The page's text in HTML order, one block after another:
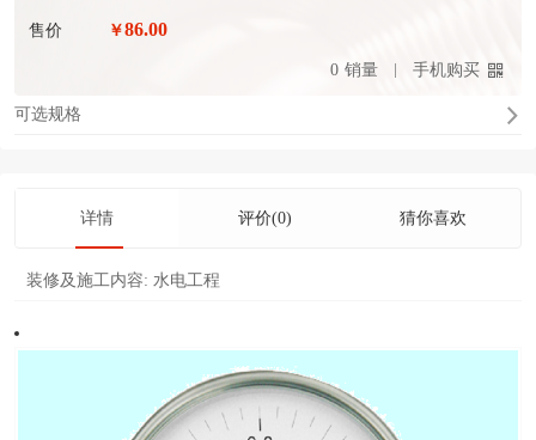
售价 ￥86.00
0 销量 手机购买
可选规格
详情 评价(0) 猜你喜欢
装修及施工内容: 水电工程